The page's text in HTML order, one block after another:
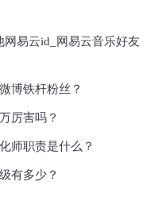
易云id_网易云音乐好友
博铁杆粉丝？
厉害吗？
师职责是什么？
有多少？